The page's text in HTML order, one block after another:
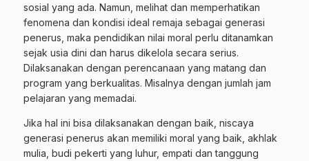
sosial yang ada. Namun, melihat dan memperhatikan
fenomena dan kondisi ideal remaja sebagai generasi
penerus, maka pendidikan nilai moral perlu ditanamkan
sejak usia dini dan harus dikelola secara serius.
Dilaksanakan dengan perencanaan yang matang dan
program yang berkualitas. Misalnya dengan jumlah jam
pelajaran yang memadai.
Jika hal ini bisa dilaksanakan dengan baik, niscaya
generasi penerus akan memiliki moral yang baik, akhlak
mulia, budi pekerti yang luhur, empati dan tanggung